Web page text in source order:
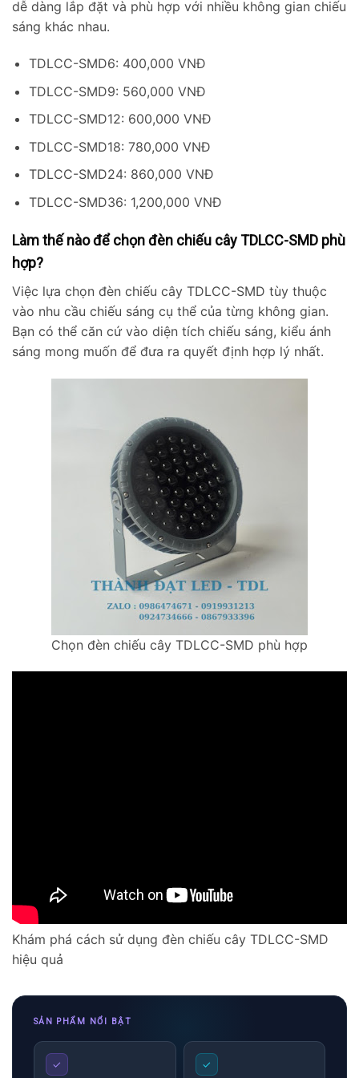
dễ dàng lắp đặt và phù hợp với nhiều không gian chiếu
sáng khác nhau.
TDLCC-SMD6: 400,000 VNĐ
TDLCC-SMD9: 560,000 VNĐ
TDLCC-SMD12: 600,000 VNĐ
TDLCC-SMD18: 780,000 VNĐ
TDLCC-SMD24: 860,000 VNĐ
TDLCC-SMD36: 1,200,000 VNĐ
Làm thế nào để chọn đèn chiếu cây TDLCC-SMD phù
hợp?
Việc lựa chọn đèn chiếu cây TDLCC-SMD tùy thuộc
vào nhu cầu chiếu sáng cụ thể của từng không gian.
Bạn có thể căn cứ vào diện tích chiếu sáng, kiểu ánh
sáng mong muốn để đưa ra quyết định hợp lý nhất.
Chọn đèn chiếu cây TDLCC-SMD phù hợp
Khám phá cách sử dụng đèn chiếu cây TDLCC-SMD
hiệu quả
SẢN PHẨM NỔI BẬT
✓ ✓